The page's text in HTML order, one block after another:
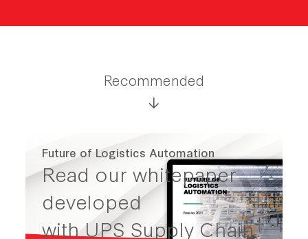
Recommended
Future of Logistics Automation
Read our whitepaper
developed
with UPS Supply Chain